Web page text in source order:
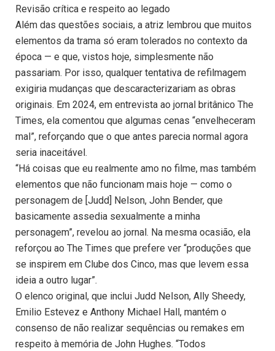
Revisão crítica e respeito ao legado
Além das questões sociais, a atriz lembrou que muitos
elementos da trama só eram tolerados no contexto da
época — e que, vistos hoje, simplesmente não
passariam. Por isso, qualquer tentativa de refilmagem
exigiria mudanças que descaracterizariam as obras
originais. Em 2024, em entrevista ao jornal britânico The
Times, ela comentou que algumas cenas “envelheceram
mal”, reforçando que o que antes parecia normal agora
seria inaceitável.
“Há coisas que eu realmente amo no filme, mas também
elementos que não funcionam mais hoje — como o
personagem de [Judd] Nelson, John Bender, que
basicamente assedia sexualmente a minha
personagem”, revelou ao jornal. Na mesma ocasião, ela
reforçou ao The Times que prefere ver “produções que
se inspirem em Clube dos Cinco, mas que levem essa
ideia a outro lugar”.
O elenco original, que inclui Judd Nelson, Ally Sheedy,
Emilio Estevez e Anthony Michael Hall, mantém o
consenso de não realizar sequências ou remakes em
respeito à memória de John Hughes. “Todos